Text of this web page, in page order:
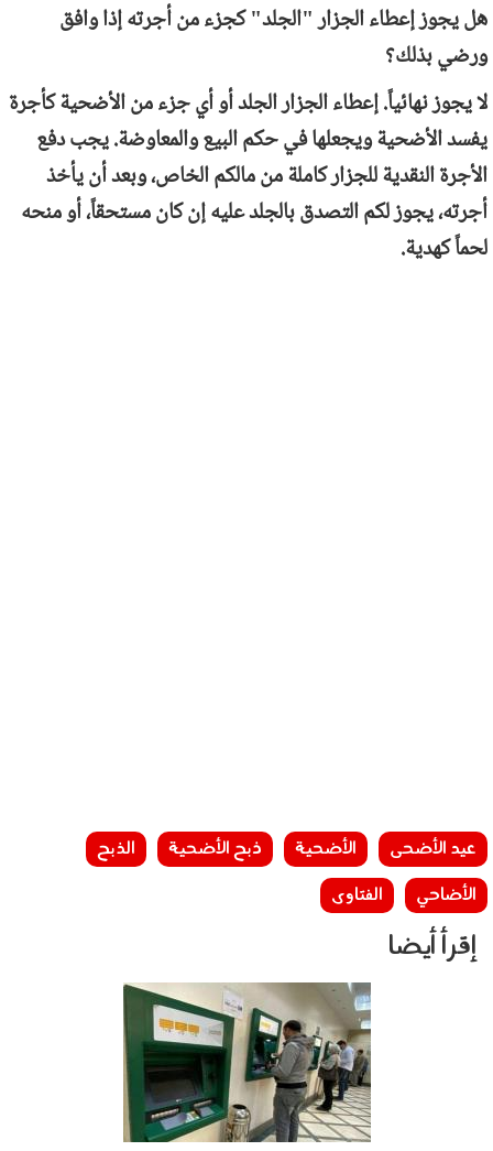
هل يجوز إعطاء الجزار "الجلد" كجزء من أجرته إذا وافق
ورضي بذلك؟
لا يجوز نهائياً. إعطاء الجزار الجلد أو أي جزء من الأضحية كأجرة
يفسد الأضحية ويجعلها في حكم البيع والمعاوضة. يجب دفع
الأجرة النقدية للجزار كاملة من مالكم الخاص، وبعد أن يأخذ
أجرته، يجوز لكم التصدق بالجلد عليه إن كان مستحقاً، أو منحه
لحماً كهدية.
عيد الأضحى الأضحية ذبح الأضحية
الذبح
الأضاحي
الفتاوى
إقرأ أيضا